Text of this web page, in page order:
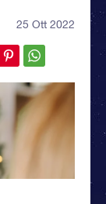
25 Ott 2022